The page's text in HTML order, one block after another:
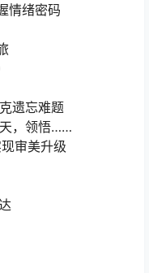
情绪密码
遗忘难题
，领悟……
审美升级